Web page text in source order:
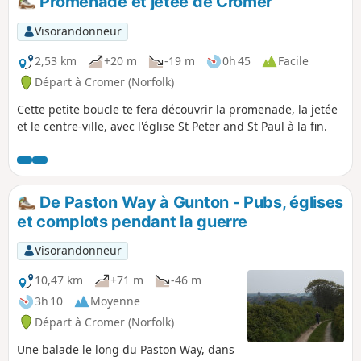
l'endroit où un squelette non identifié a
été découvert lors de travaux
d'élargissement de la route. Thains Lane
abrite l'ancienne forge du village. Le
vieux moulin à vent sert de décor à
l'apparition de lumières fantomatiques
qui traversent un bosquet. Avec une
pause dans un pub à Cromer et un
Coast Path, cette balade est parfaite
pour une petite sortie en soirée
d'automne.
Visorandonneur
2,53 km
+20 m -19 m 0h 45
Facile
Départ à Cromer (Norfolk)
Cette petite boucle te fera découvrir la promenade, la jetée
et le centre-ville, avec l'église St Peter and St Paul à la fin.
De Paston Way à Gunton - Pubs, églises
et complots pendant la guerre
Visorandonneur
10,47 km
+71 m
-46 m
3h 10
Moyenne
Départ à Cromer (Norfolk)
Une balade le long du Paston Way, dans